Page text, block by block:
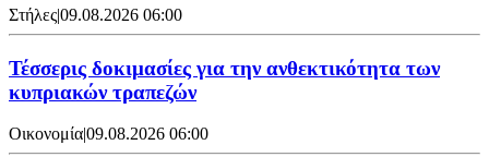
Στήλες|09.08.2026 06:00
Τέσσερις δοκιμασίες για την ανθεκτικότητα των
κυπριακών τραπεζών
Οικονομία|09.08.2026 06:00